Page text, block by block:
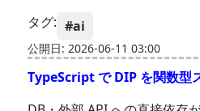
タグ: #ai
公開日: 2026-06-11 03:00
TypeScript で DIP を関数型